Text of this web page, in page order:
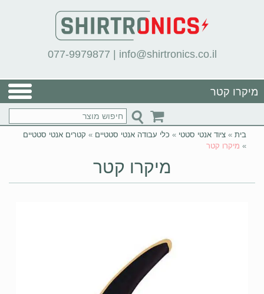
077-9979877 | info@shirtronics.co.il
מיקרו קטר
בית » ציוד אנטי סטטי » כלי עבודה אנטי סטטיים » קטרים אנטי סטטיים
» מיקרו קטר
מיקרו קטר